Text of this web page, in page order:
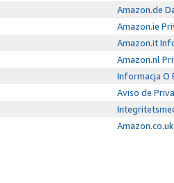
Amazon.de
Amazon.ie
Amazon.it
Amazon.nl
Informacja O
Aviso de